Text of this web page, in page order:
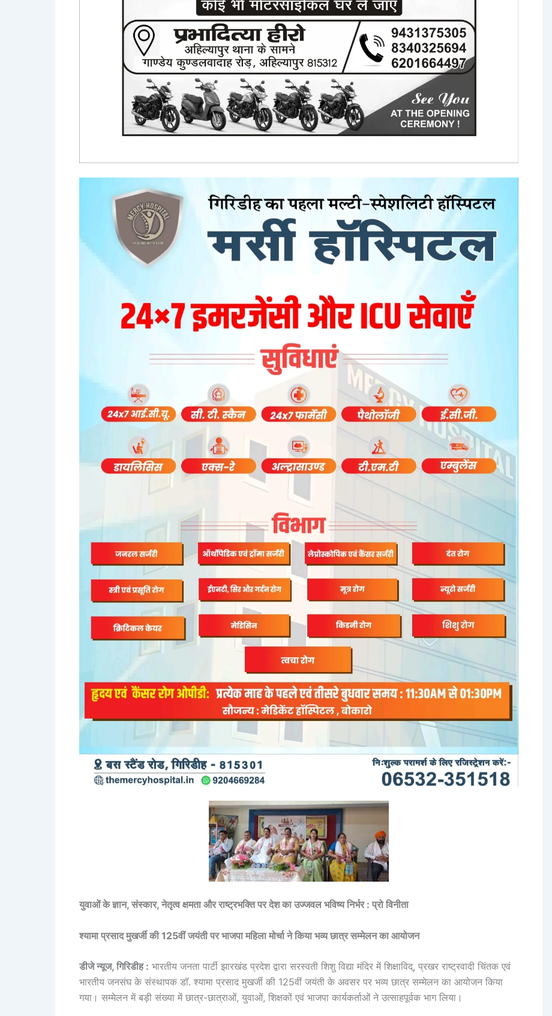
युवाओं के ज्ञान, संस्कार, नेतृत्व क्षमता और राष्ट्रभक्ति पर देश का उज्जवल भविष्य निर्भर : प्रो विनीता
श्यामा प्रसाद मुखर्जी की 125वीं जयंती पर भाजपा महिला मोर्चा ने किया भव्य छात्र सम्मेलन का आयोजन
डीजे न्यूज, गिरिडीह : भारतीय जनता पार्टी झारखंड प्रदेश द्वारा सरस्वती शिशु विद्या मंदिर में शिक्षाविद्, प्रखर राष्ट्रवादी चिंतक एवं
भारतीय जनसंघ के संस्थापक डॉ. श्यामा प्रसाद मुखर्जी की 125वीं जयंती के अवसर पर भव्य छात्र सम्मेलन का आयोजन किया
गया। सम्मेलन में बड़ी संख्या में छात्र-छात्राओं, युवाओं, शिक्षकों एवं भाजपा कार्यकर्ताओं ने उत्साहपूर्वक भाग लिया।